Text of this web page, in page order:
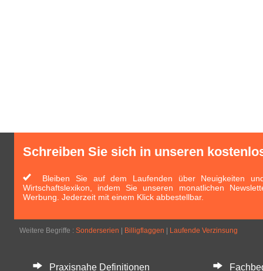
Schreiben Sie sich in unseren
Bleiben Sie auf dem Laufenden über Neuigkeiten
Wirtschaftslexikon, indem Sie unseren monatlichen
Werbung. Jederzeit mit einem Klick abbestellbar.
Weitere Begriffe : Sonderserien Billigflaggen Laufende Verzinsung
Praxisnahe Definitionen